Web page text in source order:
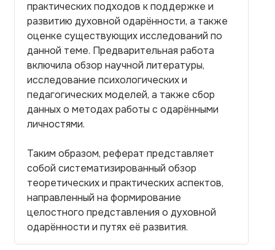
практических подходов к поддержке и
развитию духовной одарённости, а также
оценке существующих исследований по
данной теме. Предварительная работа
включила обзор научной литературы,
исследование психологических и
педагогических моделей, а также сбор
данных о методах работы с одарёнными
личностями.
Таким образом, реферат представляет
собой систематизированный обзор
теоретических и практических аспектов,
направленный на формирование
целостного представления о духовной
одарённости и путях её развития.